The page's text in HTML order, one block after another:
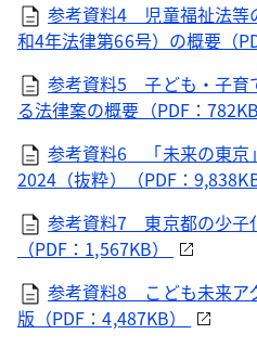
参考資料4 児童福祉法等
和4年法律第66号）の概要（
参考資料5 子ども・子育
る法律案の概要（PDF：782KB
参考資料6 「未来の東京
2024（抜粋）（PDF：
参考資料7 東京都の少子
（PDF：1,567KB）
参考資料8 こども未来ア
版（PDF：4,487KB）